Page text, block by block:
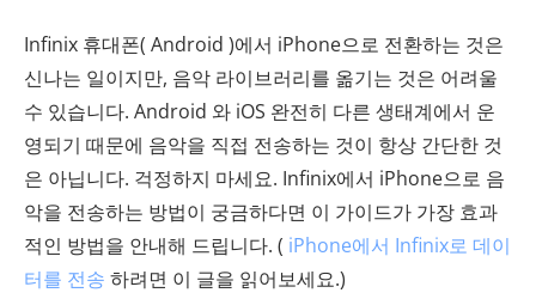
Infinix 휴대폰( Android )에서 iPhone으로 전환하는 것은
신나는 일이지만, 음악 라이브러리를 옮기는 것은 어려울
수 있습니다. Android 와 iOS 완전히 다른 생태계에서 운
영되기 때문에 음악을 직접 전송하는 것이 항상 간단한 것
은 아닙니다. 걱정하지 마세요. Infinix에서 iPhone으로 음
악을 전송하는 방법이 궁금하다면 이 가이드가 가장 효과
적인 방법을 안내해 드립니다. ( iPhone에서 Infinix로 데이
터를 전송 하려면 이 글을 읽어보세요.)